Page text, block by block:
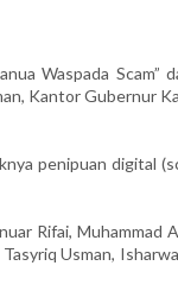
Waspada Scam”
Kantor Gubernur
penipuan digital
Rifai, Muhammad
Usman,